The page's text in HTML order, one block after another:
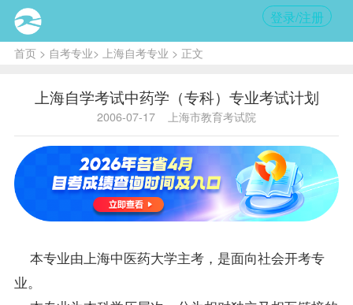
登录/注册
首页> 自考专业> 上海自考专业 > 正文
上海自学考试中药学（专科）专业考试计划
2006-07-17 上海市教育考试院
本专业由上海中医药大学主考，是面向社会开考专
业。